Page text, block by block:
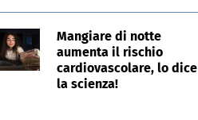
Mangiare di notte
aumenta il rischio
cardiovascolare, lo dice
la scienza!